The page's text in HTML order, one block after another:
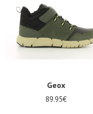
Geox
89.95€